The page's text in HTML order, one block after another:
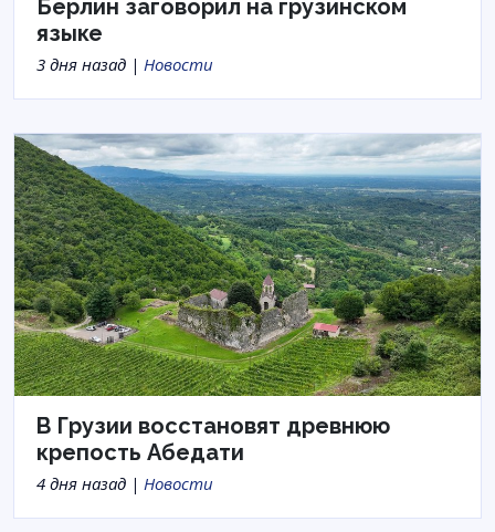
Берлин заговорил на грузинском
языке
3 дня назад | Новости
В Грузии восстановят древнюю
крепость Абедати
4 дня назад | Новости